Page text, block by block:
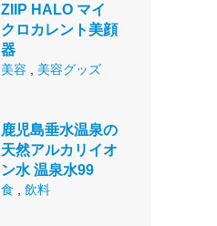
ZIIP HALO マイ
クロカレント美顔
器
美容 美容グッズ
鹿児島垂水温泉の
天然アルカリイオ
ン水 温泉水99
食 飲料